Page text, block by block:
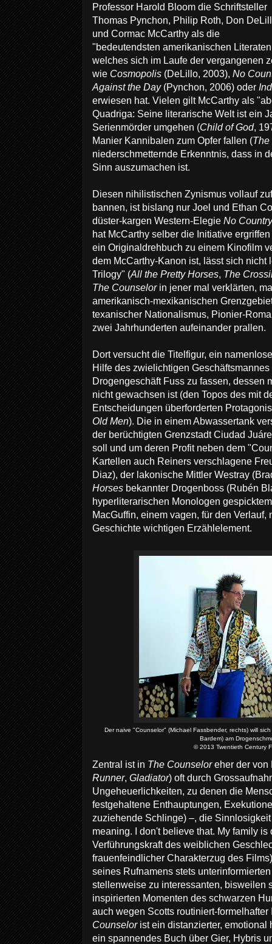
Professor Harold Bloom die Schriftsteller
Thomas Pynchon, Philip Roth, Don
und Cormac McCarthy als die
"bedeutendsten amerikanischen
welches sich im Laufe der vergangenen
wie Cosmopolis (DeLillo, 2003), No
Against the Day(Pynchon, 2006) oder
erwiesen hat. Vielen gilt McCarthy als
Quadriga: Seine literarische Welt ist ein
Serienmörder umgehen (Child of God,
Manier Kannibalen zum Opfer fallen (The
niederschmetternde Erkenntnis, dass in
Sinn auszumachen ist.
Diesen nihilistischen Zynismus vollauf
bannen, ist bislang nur Joel und Ethan
düster-kargen Western-Elegie No
hat McCarthy selber die Initiative
ein Originaldrehbuch zu einem Kinofilm
dem McCarthy-Kanon ist, lässt sich
Trilogy" (All the Pretty Horses, The
The Counselorin jener mal verklärten,
amerikanisch-mexikanischen
texanischer Nationalismus, Pionier-
zwei Jahrhunderten aufeinander prallen.
Dort versucht die Titelfigur, ein
Hilfe des zwielichtigen
Drogengeschäft Fuss zu fassen, dessen
nicht gewachsen ist (den Topos des mit
Entscheidungen überforderten
Old Men). Die in einem Abwassertank
der berüchtigten Grenzstadt Ciudad
soll und um deren Profit neben dem
Kartellen auch Reiners verschlagene
Diaz), der lakonische Mittler Westray
Horses bekannter Drogenboss (Rubén
hyperliterarischen Monologen
MacGuffin, einem vagen, für den Verlauf,
Geschichte wichtigen Erzählelement.
Der naive "Counselor" (Michael Fassbender, rechts) will
Bardem) am
© 2013 Twentieth Century
Zentral ist in The Counseloreher der von
Runner, Gladiator) oft durch
Ungeheuerlichkeiten, zu denen die
festgehaltene Enthauptungen,
zuziehende Schlinge) –, die
meaning. I don't believe that. My family
Verführungskraft des weiblichen
frauenfeindlicher Charakterzug des
seines Rufnamens stets
stellenweise zu interessanten, bisweilen
inspirierten Momenten des schwarzen
auch wegen Scotts routiniert-
Counselorist ein distanzierter, emotional
ein spannendes Buch über Gier, Hybris